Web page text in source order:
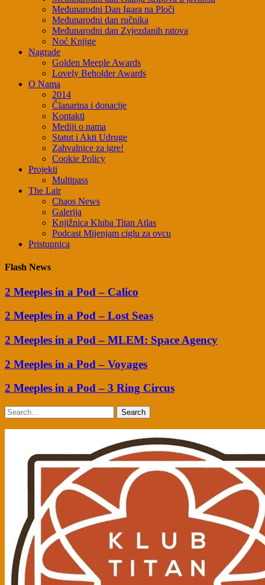
Međunarodni Dan Igara na Ploči
Međunarodni dan ručnika
Međunarodni dan Zvjezdanih ratova
Noć Knjige
Nagrade
Golden Meeple Awards
Lovely Beholder Awards
O Nama
2014
Članarina i donacije
Kontakti
Mediji o nama
Statut i Akti Udruge
Zahvalnice za igre!
Cookie Policy
Projekti
Multipass
The Lair
Chaos News
Galerija
Knjižnica Kluba Titan Atlas
Podcast Mijenjam ciglu za ovcu
Pristupnica
Flash News
2 Meeples in a Pod – Calico
2 Meeples in a Pod – Lost Seas
2 Meeples in a Pod – MLEM: Space Agency
2 Meeples in a Pod – Voyages
2 Meeples in a Pod – 3 Ring Circus
Search